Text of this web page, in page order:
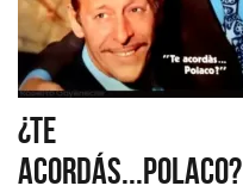
¿TE
ACORDÁS...POLACO?